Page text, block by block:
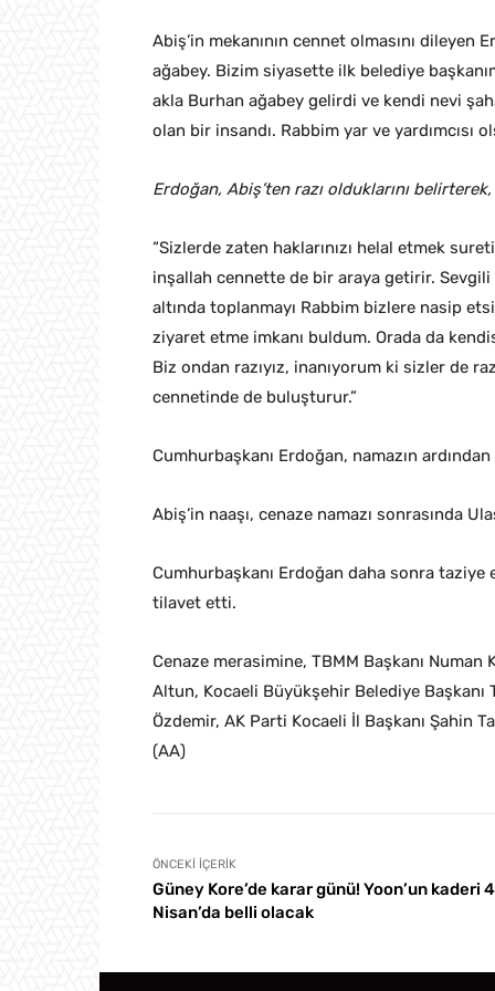
Abiş’in mekanının cennet olmasını dileyen
ağabey. Bizim siyasette ilk belediye
akla Burhan ağabey gelirdi ve kendi nevi
olan bir insandı. Rabbim yar ve yardımcısı
Erdoğan, Abiş’ten razı olduklarını
“Sizlerde zaten haklarınızı helal etmek
inşallah cennette de bir araya getirir. Sevgili
altında toplanmayı Rabbim bizlere nasip
ziyaret etme imkanı buldum. Orada da
Biz ondan razıyız, inanıyorum ki sizler de
cennetinde de buluşturur.”
Cumhurbaşkanı Erdoğan, namazın
Abiş’in naaşı, cenaze namazı sonrasında
Cumhurbaşkanı Erdoğan daha sonra
tilavet etti.
Cenaze merasimine, TBMM Başkanı
Altun, Kocaeli Büyükşehir Belediye Başkanı
Özdemir, AK Parti Kocaeli İl Başkanı Şahin
(AA)
ÖNCEKI İÇERIK
Güney Kore’de karar günü! Yoon’un kaderi 4
Nisan’da belli olacak